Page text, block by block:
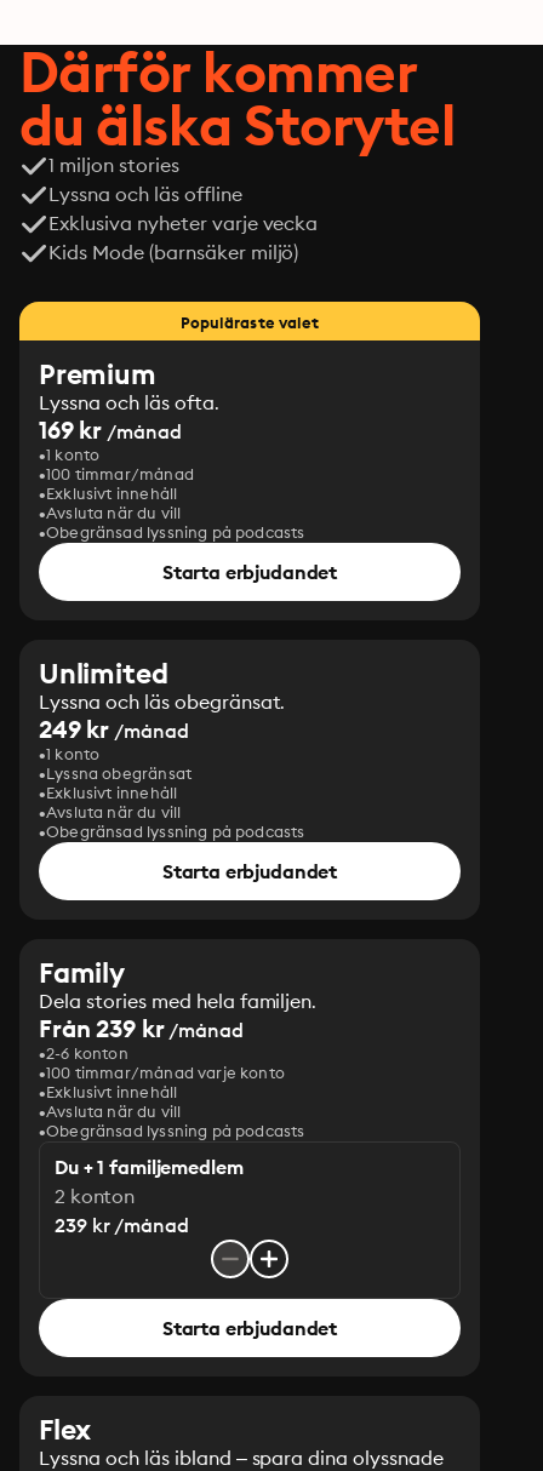
Därför kommer
du älska Storytel
1 miljon stories
Lyssna och läs offline
Exklusiva nyheter varje vecka
Kids Mode (barnsäker miljö)
Populäraste valet
Premium
Lyssna och läs ofta.
169 kr /månad
1 konto
100 timmar/månad
Exklusivt innehåll
Avsluta när du vill
Obegränsad lyssning på podcasts
Starta erbjudandet
Unlimited
Lyssna och läs obegränsat.
249 kr /månad
1 konto
Lyssna obegränsat
Exklusivt innehåll
Avsluta när du vill
Obegränsad lyssning på podcasts
Starta erbjudandet
Family
Dela stories med hela familjen.
Från 239 kr/månad
2-6 konton
100 timmar/månad varje konto
Exklusivt innehåll
Avsluta när du vill
Obegränsad lyssning på podcasts
Du + 1 familjemedlem
2 konton
239 kr /månad
Starta erbjudandet
Flex
Lyssna och läs ibland – spara dina olyssnade